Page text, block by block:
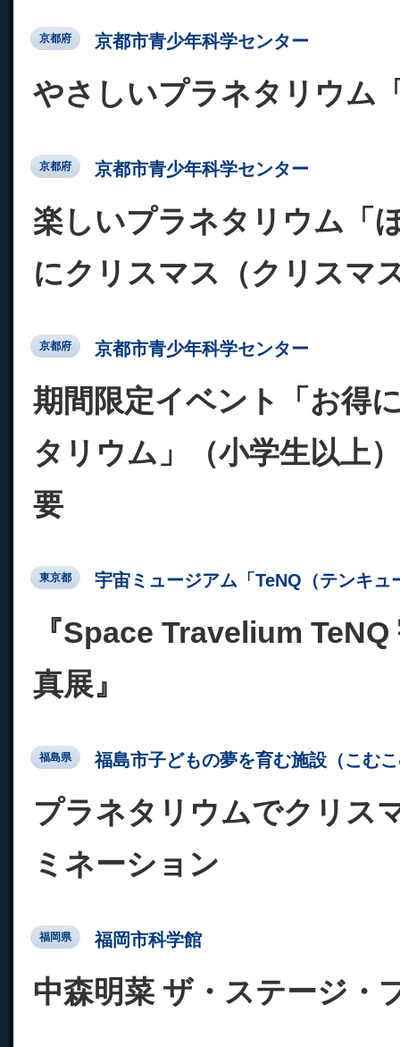
京都府 京都市青少年科学センター
やさしいプラネタリウム
京都府 京都市青少年科学センター
楽しいプラネタリウム「
にクリスマス（クリスマ
京都府 京都市青少年科学センター
期間限定イベント「お得
タリウム」（小学生以
要
東京都 宇宙ミュージアム「TeNQ（テンキュ
『Space Travelium
真展』
福島県 福島市子どもの夢を育む施設（こむ
プラネタリウムでクリス
ミネーション
福岡県 福岡市科学館
中森明菜 ザ・ステージ・